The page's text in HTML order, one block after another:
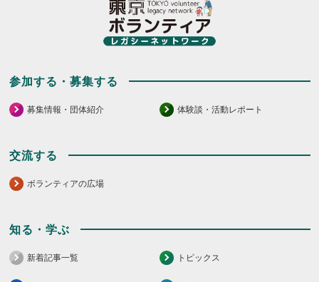
参加する・募集する
募集情報・団体紹介 体験談・活動レポート
交流する
ボランティアの広場
知る・学ぶ
新着記事一覧 トピックス